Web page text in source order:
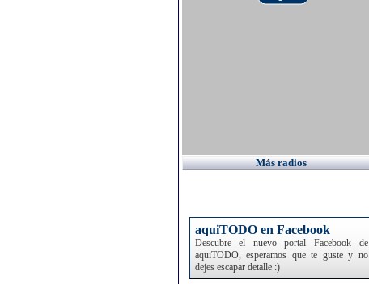
Más radios
aquiTODO en Facebook
Descubre el nuevo portal Facebook de
aquiTODO, esperamos que te guste y no
dejes escapar detalle :)